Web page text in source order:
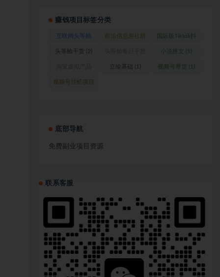
赚钱项目标签分类
互联网头等舱
(1)
前沿信息差社群 国际版Tiktok抖
音运营(1)
头等舱干货 (2)
(1)
小说推文 (1)
(1)
立绘基础 (1) 视频号带货 (1)
视频号挂机项目
底部导航
免费副业项目资源
联系客服